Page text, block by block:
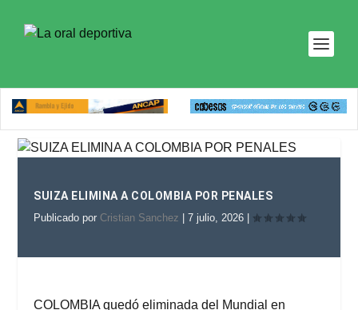
SUIZA ELIMINA A COLOMBIA POR PENALES
Publicado por Cristian Sanchez |7 julio, 2026
COLOMBIA quedó eliminada del Mundial en